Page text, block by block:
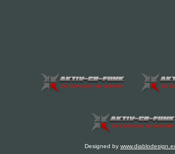
Du bist auch noch aktiv? Dann teile
zusammen mit deinen
Bescheid – dann ändern wir das
Bitte hab ein wenig Geduld, wenn die
sofort klappt. Vielen Dank!
Designed by